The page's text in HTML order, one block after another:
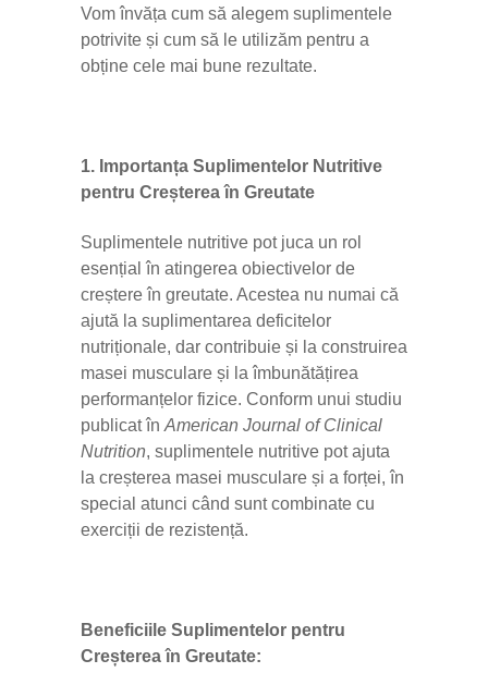
Vom învăța cum să alegem suplimentele
potrivite și cum să le utilizăm pentru a
obține cele mai bune rezultate.
1. Importanța Suplimentelor Nutritive
pentru Creșterea în Greutate
Suplimentele nutritive pot juca un rol
esențial în atingerea obiectivelor de
creștere în greutate. Acestea nu numai că
ajută la suplimentarea deficitelor
nutriționale, dar contribuie și la construirea
masei musculare și la îmbunătățirea
performanțelor fizice. Conform unui studiu
publicat înAmerican Journal of Clinical
Nutrition, suplimentele nutritive pot ajuta
la creșterea masei musculare și a forței, în
special atunci când sunt combinate cu
exerciții de rezistență.
Beneficiile Suplimentelor pentru
Creșterea în Greutate: